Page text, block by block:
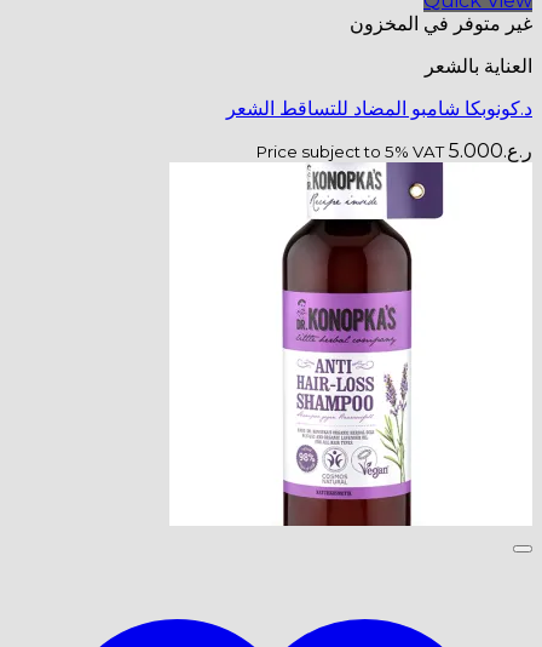
غير متوفر في المخزون
العناية بالشعر
د.كونوبكا شامبو المضاد للتساقط الشعر
ر.ع.5.000
Price subject to 5% VAT